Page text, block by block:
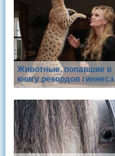
Животные, попавшие в
книгу рекордов гиннеса